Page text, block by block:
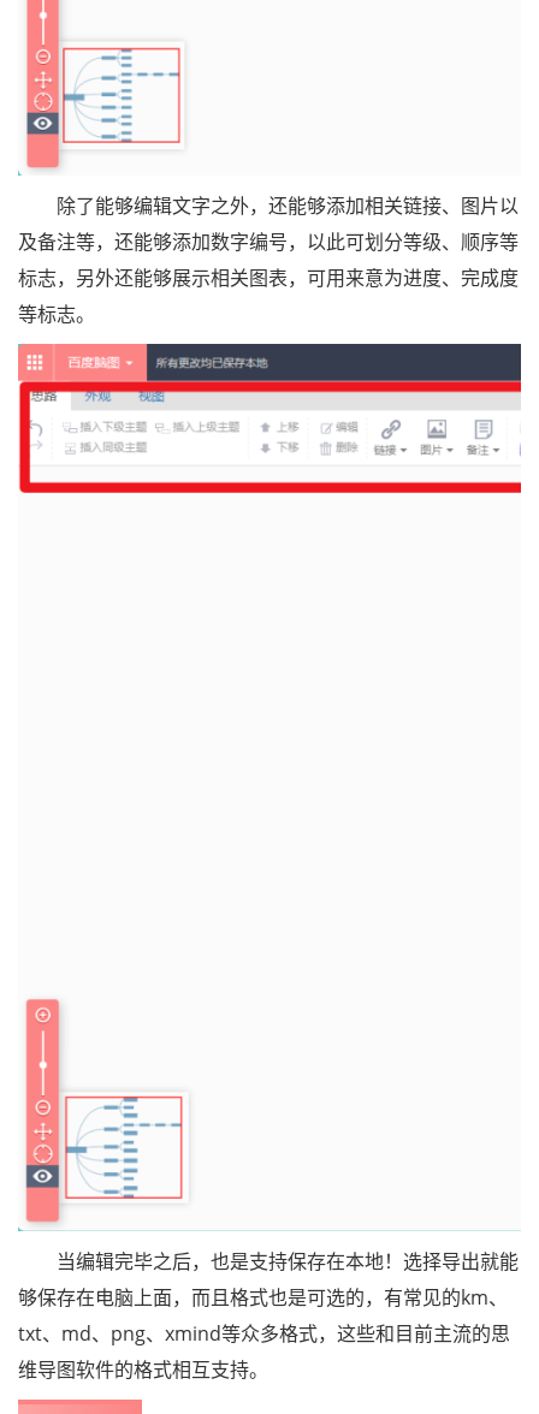
除了能够编辑文字之外，还能够添加相关链接、图片以
及备注等，还能够添加数字编号，以此可划分等级、顺序等
标志，另外还能够展示相关图表，可用来意为进度、完成度
等标志。
当编辑完毕之后，也是支持保存在本地！选择导出就能
够保存在电脑上面，而且格式也是可选的，有常见的km、
txt、md、png、xmind等众多格式，这些和目前主流的思
维导图软件的格式相互支持。